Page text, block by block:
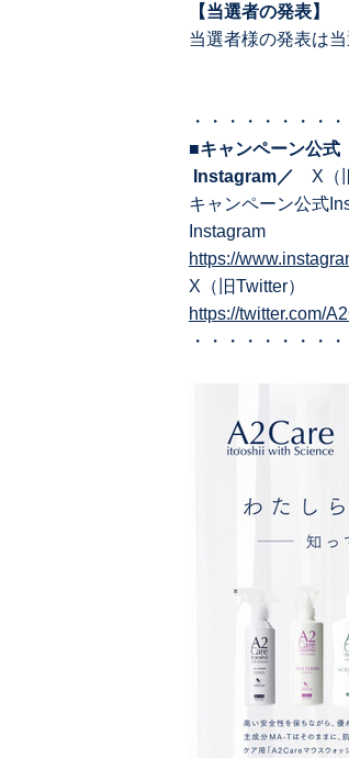
【当選者の発表】
当選者様の発表は
・・・・・・・・
■キャンペーン公式
Instagram／ X（
キャンペーン公式
Instagram
https://
X（旧Twitter）
https://twitter.com/
・・・・・・・・